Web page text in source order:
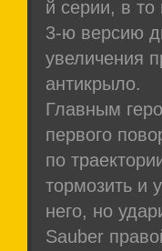
й серии, в то
3-ю версию
увеличения
антикрыло.
Главным
первого
по
тормозить и
него, но
Sauber